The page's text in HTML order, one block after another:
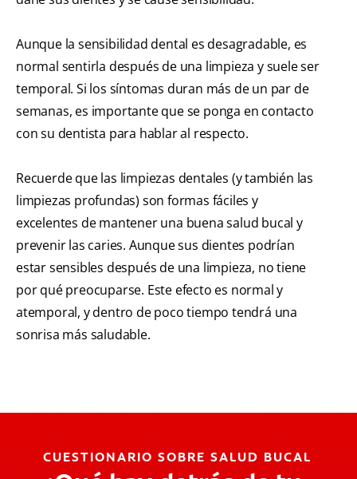
Aunque la sensibilidad dental es desagradable, es
normal sentirla después de una limpieza y suele ser
temporal. Si los síntomas duran más de un par de
semanas, es importante que se ponga en contacto
con su dentista para hablar al respecto.
Recuerde que las limpiezas dentales (y también las
limpiezas profundas) son formas fáciles y
excelentes de mantener una buena salud bucal y
prevenir las caries. Aunque sus dientes podrían
estar sensibles después de una limpieza, no tiene
por qué preocuparse. Este efecto es normal y
atemporal, y dentro de poco tiempo tendrá una
sonrisa más saludable.
CUESTIONARIO SOBRE SALUD BUCAL